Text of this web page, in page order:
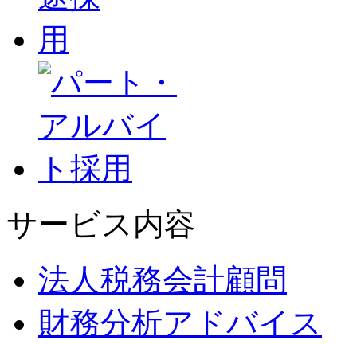
サービス内容
法人税務会計顧問
財務分析アドバイス